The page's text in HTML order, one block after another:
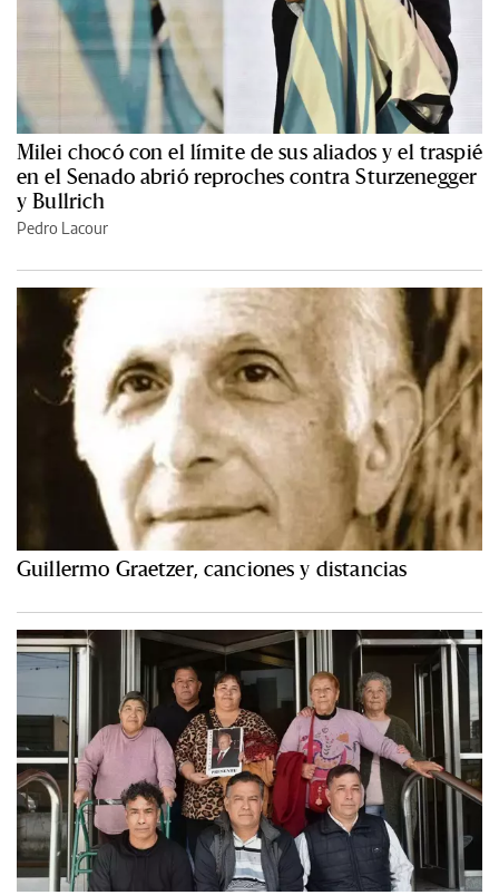
Milei chocó con el límite de sus aliados y el traspié
en el Senado abrió reproches contra Sturzenegger
y Bullrich
Pedro Lacour
Guillermo Graetzer, canciones y distancias